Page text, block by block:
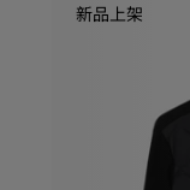
新品上架